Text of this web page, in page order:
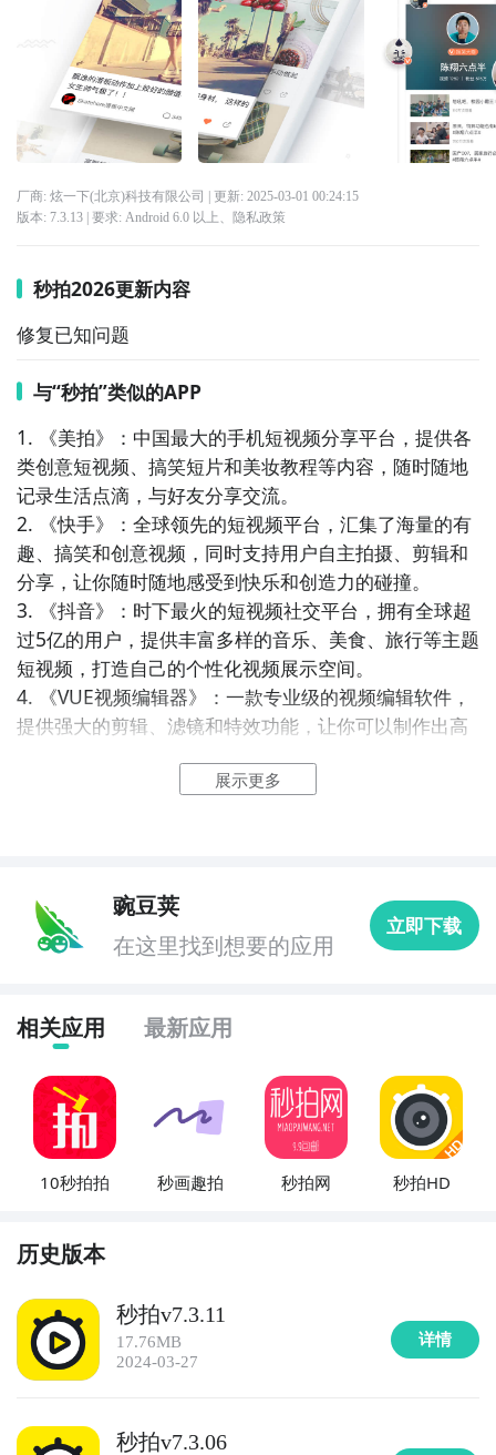
厂商: 炫一下(北京)科技有限公司 | 更新: 2025-03-01 00:24:15
版本: 7.3.13| 要求: Android 6.0 以上、 隐私政策
秒拍2026更新内容
修复已知问题
与“秒拍”类似的APP
1. 《美拍》：中国最大的手机短视频分享平台，提供各
类创意短视频、搞笑短片和美妆教程等内容，随时随地
记录生活点滴，与好友分享交流。
2. 《快手》：全球领先的短视频平台，汇集了海量的有
趣、搞笑和创意视频，同时支持用户自主拍摄、剪辑和
分享，让你随时随地感受到快乐和创造力的碰撞。
3. 《抖音》：时下最火的短视频社交平台，拥有全球超
过5亿的用户，提供丰富多样的音乐、美食、旅行等主题
短视频，打造自己的个性化视频展示空间。
4. 《VUE视频编辑器》：一款专业级的视频编辑软件，
提供强大的剪辑、滤镜和特效功能，让你可以制作出高
5. 《一直播》：一款以直播和短视频为主打的社交平
的原创短视频作品，同时支持用户自主拍摄、剪辑和分
享，让你的创意无限展现。
7. 《小影》：一款专注于个人短视频创作的应用，提供
彩的短视频作品。
8. 《最右》：一款以短视频为核心的社交平台，用户可
以录制和分享个人的生活点滴，同时可以浏览和评论其
他人的短视频作品，打开一个全新的社交视角。
9. 《一秒》：一款专注于记录生活瞬间的短视频应用，
提供便捷的拍摄和编辑功能，让你轻松记录和分享生活
中的每一个美好瞬间。
量的搞笑、才艺和美妆视频，同时支持用户自主创作和
分享，让你的个性展现无限可能。
展示更多
豌豆荚
在这里找到想要的应用
立即下载
相关应用 最新应用
10秒拍拍 秒画趣拍 秒拍网 秒拍HD
历史版本
秒拍v7.3.11
17.76MB
2024-03-27
详情
秒拍v7.3.06